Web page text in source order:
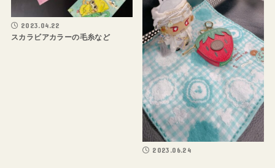
2023.04.22
スカラビアカラーの毛糸など
2023.06.24